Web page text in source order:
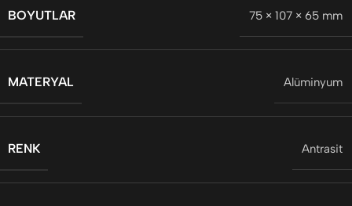
BOYUTLAR
75 × 107 × 65 mm
MATERYAL Alüminyum
RENK Antrasit